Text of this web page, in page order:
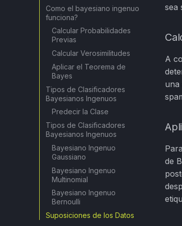
Como el bayesiano ingenuo
funciona?
Calcular Probabilidades
Previas
Calcular Verosimilitudes
Aplicar el Teorema de
Bayes
Tipos de Clasificadores
Bayesianos Ingenuos
Predecir la Clase
Tipos de Clasificadores
Bayesianos Ingenuos
Bayesiano Ingenuo
Gaussiano
Bayesiano Ingenuo
Multinomial
Bayesiano Ingenuo
Bernoulli
Suposiciones de los Datos
sea
A
una
de